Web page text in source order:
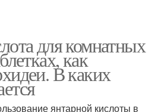
для комнатных
как
В каких
янтарной кислоты в